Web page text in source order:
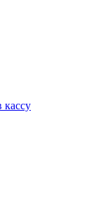
кассу